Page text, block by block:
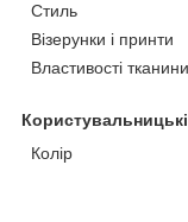
Стиль
Візерунки і принти
Властивості тканини
Колір